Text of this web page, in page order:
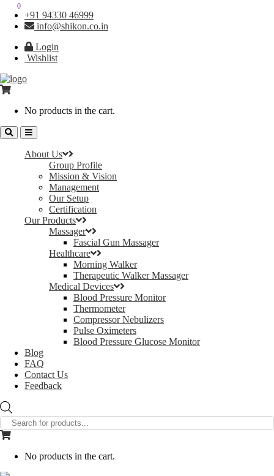
+91 94330 46999
info@shikon.co.in
Login
Wishlist
0
No products in the cart.
About Us
Group Profile
Mission & Vision
Management
Our Setup
Certification
Our Products
Massager
Fascial Gun Massager
Healthcare
Morning Walker
Therapeutic Walker Massager
Medical Devices
Blood Pressure Monitor
Thermometer
Compressor Nebulizers
Pulse Oximeters
Blood Pressure Glucose Monitor
Blog
FAQ
Contact Us
Feedback
search
0
No products in the cart.